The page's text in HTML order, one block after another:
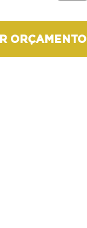
ORÇAMENTO